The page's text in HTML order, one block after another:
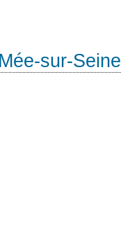
sur-Seine